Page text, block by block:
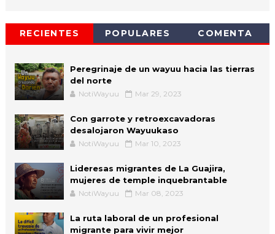
RECIENTES POPULARES COMENTA
Peregrinaje de un wayuu hacia las tierras
del norte
NotiWayuu Mar 29, 2023
Con garrote y retroexcavadoras
desalojaron Wayuukaso
NotiWayuu Mar 10, 2023
Lideresas migrantes de La Guajira,
mujeres de temple inquebrantable
NotiWayuu Mar 08, 2023
La ruta laboral de un profesional
migrante para vivir mejor